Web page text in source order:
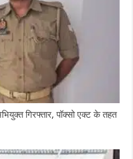
गिरफ्तार, पॉक्सो एक्ट के तहत